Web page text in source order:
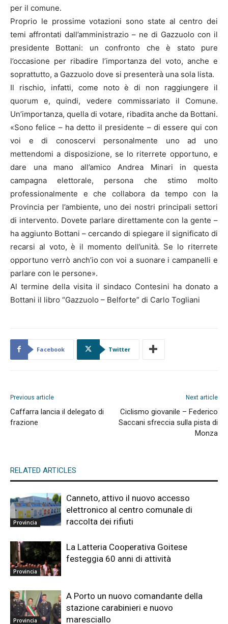
per il comune.
Proprio le prossime votazioni sono state al centro dei
temi affrontati dall’amministrazio – ne di Gazzuolo con il
presidente Bottani: un confronto che è stato pure
l’occasione per ribadire l’importanza del voto, anche e
soprattutto, a Gazzuolo dove si presenterà una sola lista.
Il rischio, infatti, come noto è di non raggiungere il
quorum e, quindi, vedere commissariato il Comune.
Un’importanza, quella di votare, ribadita anche da Bottani.
«Sono felice – ha detto il presidente – di essere qui con
voi e di conoscervi personalmente uno ad uno
mettendomi a disposizione, se lo riterrete opportuno, e
dare una mano all’amico Andrea Minari in questa
campagna elettorale, persona che stimo molto
professionalmente e che collabora da tempo con la
Provincia per l’ambiente, uno dei nostri principali settori
di intervento. Dovete parlare direttamente con la gente –
ha aggiunto Bottani – cercando di spiegare il significato di
recarsi al voto, è il momento dell’unità. Se lo riterrete
opportuno verrò anch’io con voi a suonare i campanelli e
parlare con le persone».
Al termine della visita il sindaco Contesini ha donato a
Bottani il libro “Gazzuolo – Belforte” di Carlo Togliani
Facebook Twitter
Previous article
Caffarra lancia il delegato di
frazione
Next article
Ciclismo giovanile – Federico
Saccani sfreccia sulla pista di
Monza
RELATED ARTICLES
Provincia
Canneto, attivo il nuovo accesso
elettronico al centro comunale di
raccolta dei rifiuti
Provincia
La Latteria Cooperativa Goitese
festeggia 60 anni di attività
Provincia
A Porto un nuovo comandante della
stazione carabinieri e nuovo
maresciallo